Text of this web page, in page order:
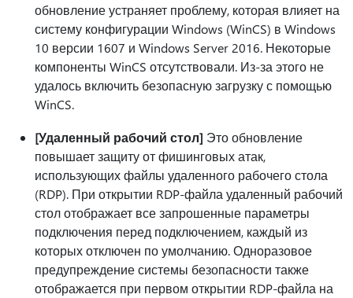
обновление устраняет проблему, которая влияет на
систему конфигурации Windows (WinCS) в Windows
10 версии 1607 и Windows Server 2016. Некоторые
компоненты WinCS отсутствовали. Из-за этого не
удалось включить безопасную загрузку с помощью
WinCS.
[Удаленный рабочий стол] Это обновление
повышает защиту от фишинговых атак,
использующих файлы удаленного рабочего стола
(RDP). При открытии RDP-файла удаленный рабочий
стол отображает все запрошенные параметры
подключения перед подключением, каждый из
которых отключен по умолчанию. Одноразовое
предупреждение системы безопасности также
отображается при первом открытии RDP-файла на